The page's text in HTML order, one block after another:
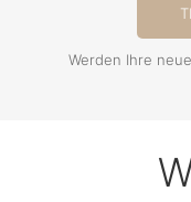
Werden Ihre